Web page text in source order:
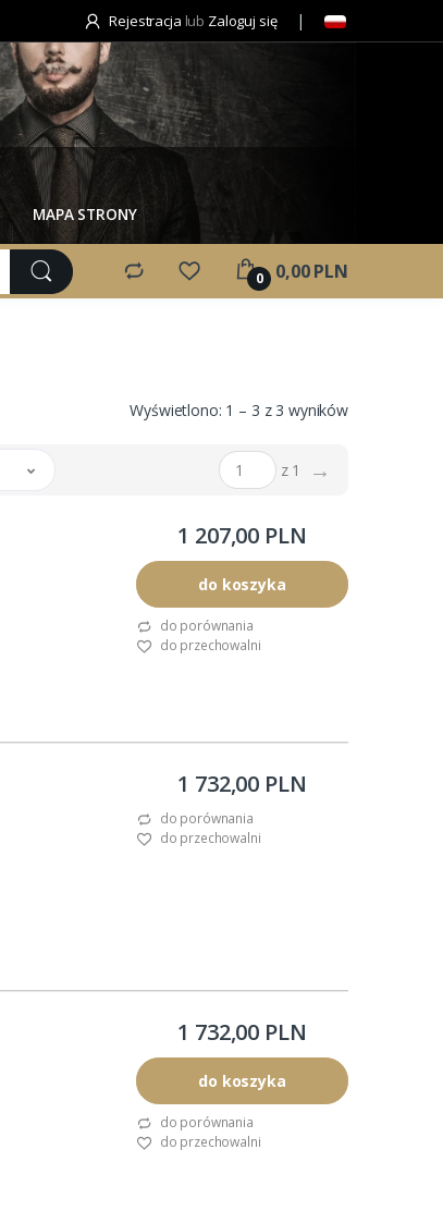
Rejestracja lub Zaloguj się
MAPA STRONY
0 0,00 PLN
Wyświetlono: 1 – 3 z 3 wyników
z 1 →
1 207,00 PLN
do koszyka
do porównania
do przechowalni
1 732,00 PLN
do porównania
do przechowalni
1 732,00 PLN
do koszyka
do porównania
do przechowalni